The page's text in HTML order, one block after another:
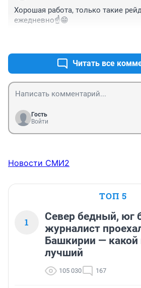
Хорошая работа, только такие
ежедневно☝️😁
Читать все
Гость
Войти
Новости СМИ2
ТОП 5
1
Север бедный, юг
журналист
Башкирии — какой
лучший
105 030 167